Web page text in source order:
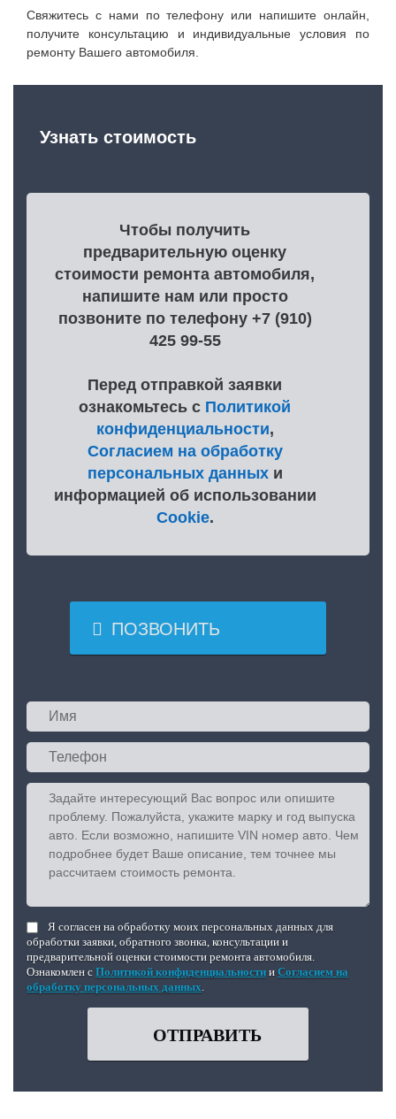
Свяжитесь с нами по телефону или напишите онлайн,
получите консультацию и индивидуальные условия по
ремонту Вашего автомобиля.
Узнать стоимость
Чтобы получить
предварительную оценку
стоимости ремонта автомобиля,
напишите нам или просто
позвоните по телефону +7 (910)
425 99-55
Перед отправкой заявки
ознакомьтесь с Политикой
конфиденциальности,
Согласием на обработку
персональных данныхи
информацией об использовании
Cookie.
 ПОЗВОНИТЬ
Я согласен на обработку моих персональных данных для
обработки заявки, обратного звонка, консультации и
предварительной оценки стоимости ремонта автомобиля.
Ознакомлен с Политикой конфиденциальности и Согласием на
обработку персональных данных
ОТПРАВИТЬ